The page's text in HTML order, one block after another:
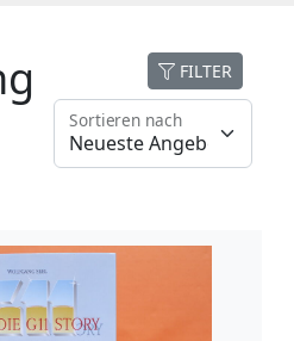
FILTER
Sortieren nach